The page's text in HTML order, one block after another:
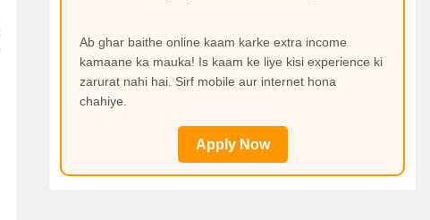
Ab ghar baithe online kaam karke extra income
kamaane ka mauka! Is kaam ke liye kisi experience ki
zarurat nahi hai. Sirf mobile aur internet hona
chahiye.
Apply Now